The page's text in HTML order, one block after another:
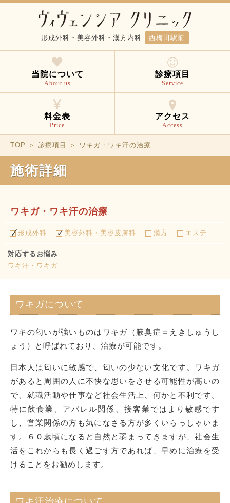
形成外科・美容外科・漢方内科 西梅田駅前
当院について
About us
診療項目
Service
料金表
Price
アクセス
Access
TOP ＞ 診療項目 ＞ ワキガ・ワキ汗の治療
施術詳細
ワキガ・ワキ汗の治療
形成外科 美容外科・美容皮膚科 漢方 エステ
対応するお悩み
ワキ汗・ワキガ
ワキガについて
ワキの匂いが強いものはワキガ（腋臭症＝えきしゅうし
ょう）と呼ばれており、治療が可能です。
日本人は匂いに敏感で、匂いの少ない文化です。ワキガ
があると周囲の人に不快な思いをさせる可能性が高いの
で、就職活動や仕事など社会生活上、何かと不利です。
特に飲食業、アパレル関係、接客業ではより敏感です
し、営業関係の方も気になさる方が多くいらっしゃいま
す。６０歳頃になると自然と弱まってきますが、社会生
活をこれからも長く過ごす方であれば、早めに治療を受
けることをお勧めします。